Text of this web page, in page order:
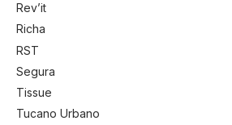
Rev’it
Richa
RST
Segura
Tissue
Tucano Urbano